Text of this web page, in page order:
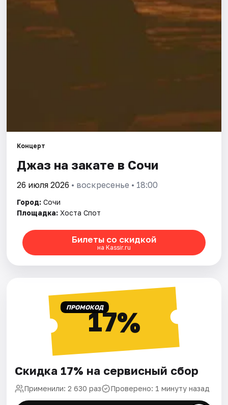
Концерт
Джаз на закате в Сочи
26 июля 2026 • воскресенье • 18:00
Город: Сочи
Площадка: Хоста Спот
Билеты со скидкой
на Kassir.ru
ПРОМОКОД17%
Скидка 17% на сервисный сбор
Применили: 2 630 раз Проверено: 1 минуту назад